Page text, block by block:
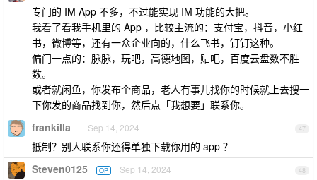
专门的 IM App 不多，不过能实现 IM 功能的大把。
我看了看我手机里的 App ，比较主流的：支付宝，抖音，小红
书，微博等，还有一众企业向的，什么飞书，钉钉这种。
偏门一点的：脉脉，玩吧，高德地图，贴吧，百度云盘数不胜
数。
或者就闲鱼，你发布个商品，老人有事儿找你的时候就上去搜一
下你发的商品找到你，然后点「我想要」联系你。
47
frankilla Sep 14, 2024
抵制？别人联系你还得单独下载你用的 app ？
48
Steven0125 OP Sep 14, 2024